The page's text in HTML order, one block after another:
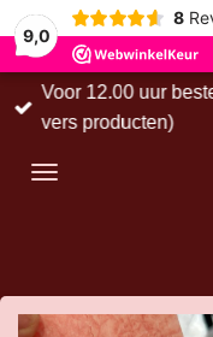
9,0
8
Voor 12.00 uur
vers producten)